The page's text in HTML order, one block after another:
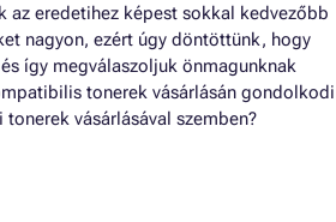
eredetihez képest sokkal kedvezőbb
nagyon, ezért úgy döntöttünk, hogy
így megválaszoljuk önmagunknak
tonerek vásárlásán
vásárlásával szemben?